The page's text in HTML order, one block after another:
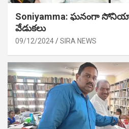
Soniyamma: ఘ‌నంగా
వేడుక‌లు
09/12/2024 SIRA NEWS